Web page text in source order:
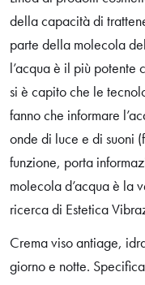
della capacità di
parte della molecola
l’acqua è il più potente
si è capito che le
fanno che informare
onde di luce e di suoni
funzione, porta
molecola d’acqua è la
ricerca di Estetica
Crema viso antiage,
giorno e notte.